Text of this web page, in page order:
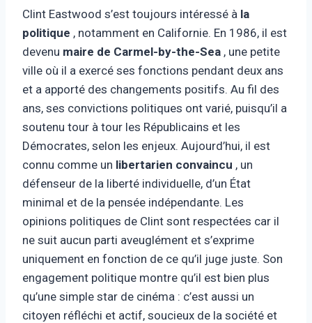
Clint Eastwood s’est toujours intéressé à la
politique , notamment en Californie. En 1986, il est
devenu maire de Carmel-by-the-Sea , une petite
ville où il a exercé ses fonctions pendant deux ans
et a apporté des changements positifs. Au fil des
ans, ses convictions politiques ont varié, puisqu’il a
soutenu tour à tour les Républicains et les
Démocrates, selon les enjeux. Aujourd’hui, il est
connu comme un libertarien convaincu , un
défenseur de la liberté individuelle, d’un État
minimal et de la pensée indépendante. Les
opinions politiques de Clint sont respectées car il
ne suit aucun parti aveuglément et s’exprime
uniquement en fonction de ce qu’il juge juste. Son
engagement politique montre qu’il est bien plus
qu’une simple star de cinéma : c’est aussi un
citoyen réfléchi et actif, soucieux de la société et